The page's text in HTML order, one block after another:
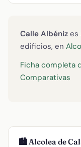
Calle Albéniz es
edificios, en
Ficha completa
Comparativas
🏙️ Alcolea de